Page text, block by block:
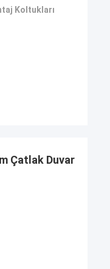
Koltukları
Çatlak Duvar